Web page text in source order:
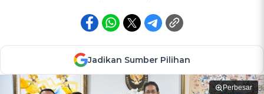
Jadikan Sumber Pilihan
Perbesar